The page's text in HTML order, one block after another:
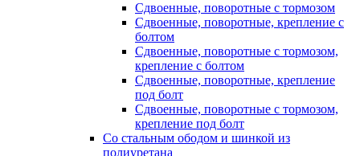
Сдвоенные, поворотные с тормозом
Сдвоенные, поворотные, крепление с
болтом
Сдвоенные, поворотные с тормозом,
крепление с болтом
Сдвоенные, поворотные, крепление
под болт
Сдвоенные, поворотные с тормозом,
крепление под болт
Со стальным ободом и шинкой из
полиуретана